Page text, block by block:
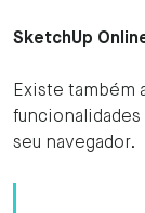
SketchUp
Existe também
seu navegador.